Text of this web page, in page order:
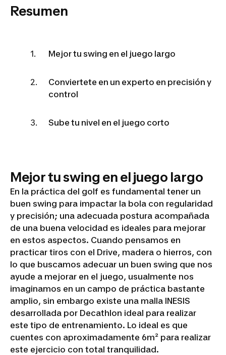
Resumen
Mejor tu swing en el juego largo
Conviertete en un experto en precisión y
control
Sube tu nivel en el juego corto
Mejor tu swing en el juego largo
En la práctica del golf es fundamental tener un
buen swing para impactar la bola con regularidad
y precisión; una adecuada postura acompañada
de una buena velocidad es ideales para mejorar
en estos aspectos. Cuando pensamos en
practicar tiros con el Drive, madera o hierros, con
lo que buscamos adecuar un buen swing que nos
ayude a mejorar en el juego, usualmente nos
imaginamos en un campo de práctica bastante
amplio, sin embargo existe una malla INESIS
desarrollada por Decathlon ideal para realizar
este tipo de entrenamiento. Lo ideal es que
cuentes con aproximadamente 6m² para realizar
este ejercicio con total tranquilidad.